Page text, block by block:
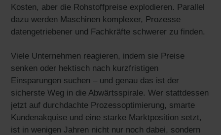
Kosten, aber die Rohstoffpreise explodieren. Parallel
dazu werden Maschinen komplexer, Prozesse
datengetriebener und Fachkräfte schwerer zu finden.
Viele Unternehmen reagieren, indem sie Preise
senken oder hektisch nach kurzfristigen
Einsparungen suchen – und genau das ist der
sicherste Weg in die Abwärtsspirale. Wer stattdessen
jetzt auf durchdachte Prozessoptimierung, smarte
Kundenakquise und eine starke Marktposition setzt,
ist in wenigen Jahren nicht nur noch dabei, sondern